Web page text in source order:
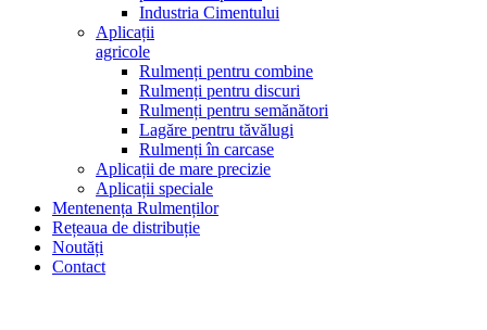
Industria Cimentului
Aplicații
agricole
Rulmenți pentru combine
Rulmenți pentru discuri
Rulmenți pentru semănători
Lagăre pentru tăvălugi
Rulmenți în carcase
Aplicații de mare precizie
Aplicații speciale
Mentenența Rulmenților
Rețeaua de distribuție
Noutăți
Contact